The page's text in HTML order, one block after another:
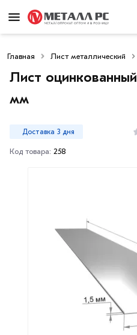
Главная Лист металлический
Лист
мм
Доставка 3 дня
Код товара: 258